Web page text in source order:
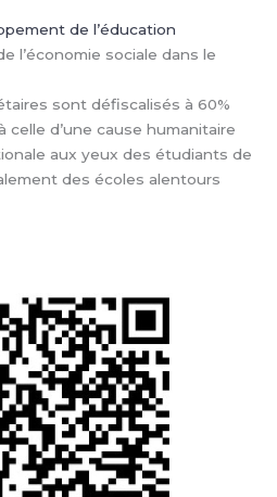
de l’éducation
l’économie sociale dans le
sont défiscalisés à 60%
celle d’une cause humanitaire
aux yeux des étudiants de
des écoles alentours